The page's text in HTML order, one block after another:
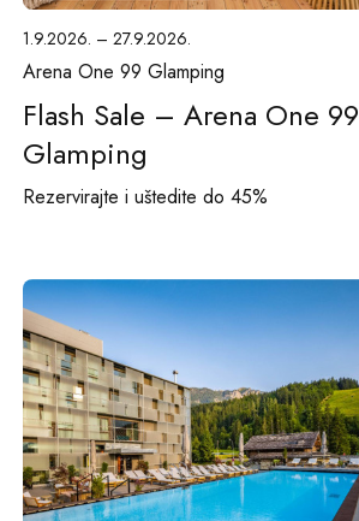
1.9.2026. – 27.9.2026.
Arena One 99 Glamping
Flash Sale – Arena One 99
Glamping
Rezervirajte i uštedite do 45%